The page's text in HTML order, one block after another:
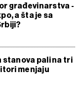
građevinarstva -
a šta je sa
stanova pali na tri
menjaju